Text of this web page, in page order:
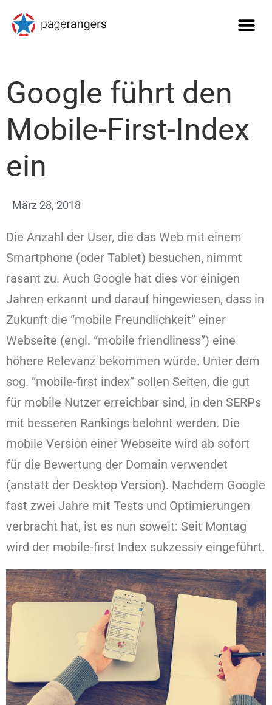
Google führt den
Mobile-First-Index
ein
März 28, 2018
Die Anzahl der User, die das Web mit einem
Smartphone (oder Tablet) besuchen, nimmt
rasant zu. Auch Google hat dies vor einigen
Jahren erkannt und darauf hingewiesen, dass in
Zukunft die “mobile Freundlichkeit” einer
Webseite (engl. “mobile friendliness”) eine
höhere Relevanz bekommen würde. Unter dem
sog. “mobile-first index” sollen Seiten, die gut
für mobile Nutzer erreichbar sind, in den SERPs
mit besseren Rankings belohnt werden. Die
mobile Version einer Webseite wird ab sofort
für die Bewertung der Domain verwendet
(anstatt der Desktop Version). Nachdem Google
fast zwei Jahre mit Tests und Optimierungen
verbracht hat, ist es nun soweit: Seit Montag
wird der mobile-first Index sukzessiv eingeführt.